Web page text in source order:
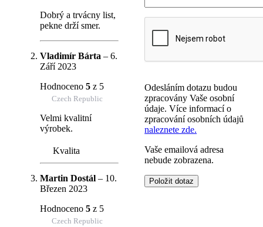
Dobrý a trvácny list,
pekne drží smer.
Vladimír Bárta – 6.
Září 2023
Hodnoceno 5 z 5
Czech Republic
Velmi kvalitní
výrobek.
Kvalita
Martin Dostál – 10.
Březen 2023
Hodnoceno 5 z 5
Czech Republic
Odesláním dotazu budou
zpracovány Vaše osobní
údaje. Více informací o
zpracování osobních údajů
naleznete zde.
Vaše emailová adresa
nebude zobrazena.